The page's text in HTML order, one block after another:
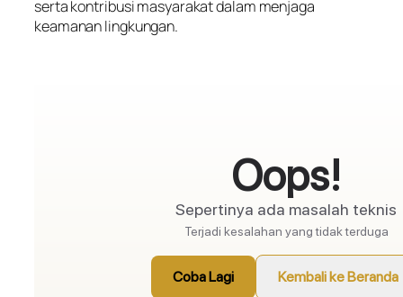
serta kontribusi masyarakat dalam menjaga
keamanan lingkungan.